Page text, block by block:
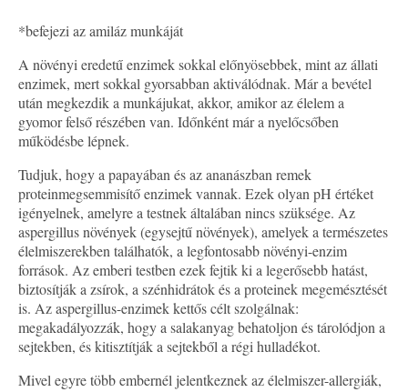
*befejezi az amiláz munkáját
A növényi eredetű enzimek sokkal előnyösebbek, mint az állati
enzimek, mert sokkal gyorsabban aktiválódnak. Már a bevétel
után megkezdik a munkájukat, akkor, amikor az élelem a
gyomor felső részében van. Időnként már a nyelőcsőben
működésbe lépnek.
Tudjuk, hogy a papayában és az ananászban remek
proteinmegsemmisítő enzimek vannak. Ezek olyan pH értéket
igényelnek, amelyre a testnek általában nincs szüksége. Az
aspergillus növények (egysejtű növények), amelyek a természetes
élelmiszerekben találhatók, a legfontosabb növényi-enzim
források. Az emberi testben ezek fejtik ki a legerősebb hatást,
biztosítják a zsírok, a szénhidrátok és a proteinek megemésztését
is. Az aspergillus-enzimek kettős célt szolgálnak:
megakadályozzák, hogy a salakanyag behatoljon és tárolódjon a
sejtekben, és kitisztítják a sejtekből a régi hulladékot.
Mivel egyre több embernél jelentkeznek az élelmiszer-allergiák,